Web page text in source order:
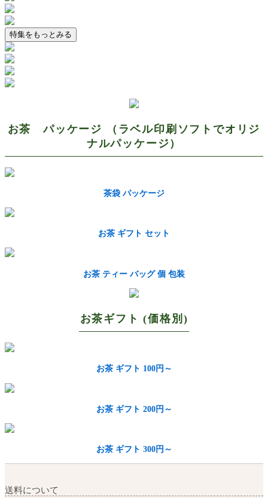
特集をもっとみる
お茶 パッケージ （ラベル印刷ソフトでオリジ
ナルパッケージ）
茶袋 パッケージ
お茶 ギフト セット
お茶 ティー バッグ 個 包装
お茶ギフト (価格別)
お茶 ギフト 100円～
お茶 ギフト 200円～
お茶 ギフト 300円～
送料について